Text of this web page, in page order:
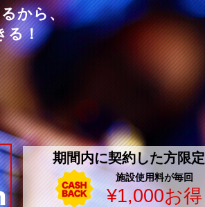
から、
る！
期間内に契約した方限定
施設使用料が毎回
¥1,000お得